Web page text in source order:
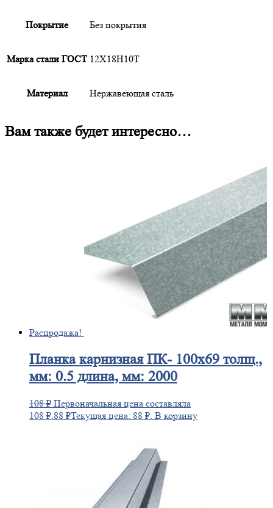
Покрытие Без покрытия
Марка стали ГОСТ 12Х18Н10Т
Материал Нержавеющая сталь
Вам также будет интересно…
Распродажа!
Планкакарнизная ПК- 100х69 толщ.,
мм: 0.5 длина, мм: 2000
108₽ Первоначальная цена составляла
108 ₽. 88 ₽Текущая цена: 88 ₽. В корзину